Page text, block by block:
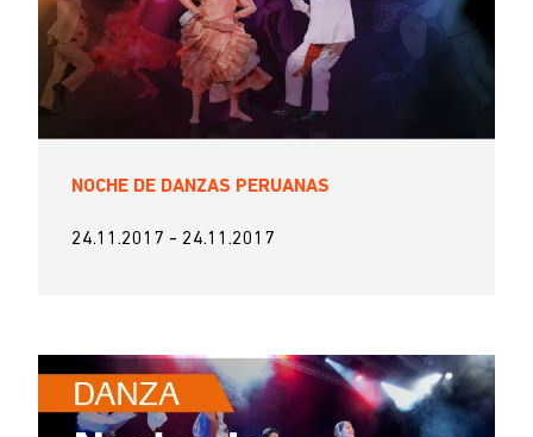
NOCHE DE DANZAS PERUANAS
24.11.2017 - 24.11.2017